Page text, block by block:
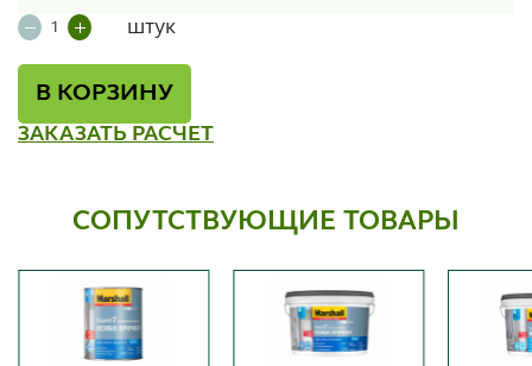
штук
В КОРЗИНУ
ЗАКАЗАТЬ РАСЧЕТ
СОПУТСТВУЮЩИЕ ТОВАРЫ